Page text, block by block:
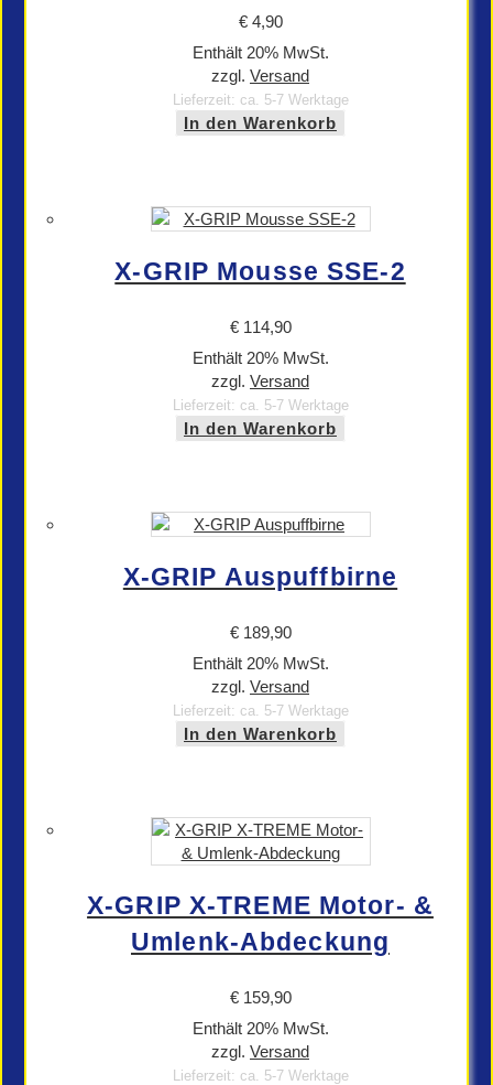
€4,90
Enthält 20% MwSt.
zzgl. Versand
Lieferzeit: ca. 5-7 Werktage
In den Warenkorb
X-GRIP Mousse SSE-2
€114,90
Enthält 20% MwSt.
zzgl. Versand
Lieferzeit: ca. 5-7 Werktage
In den Warenkorb
X-GRIP Auspuffbirne
€189,90
Enthält 20% MwSt.
zzgl. Versand
Lieferzeit: ca. 5-7 Werktage
In den Warenkorb
X-GRIP X-TREME Motor- &
Umlenk-Abdeckung
€159,90
Enthält 20% MwSt.
zzgl. Versand
Lieferzeit: ca. 5-7 Werktage